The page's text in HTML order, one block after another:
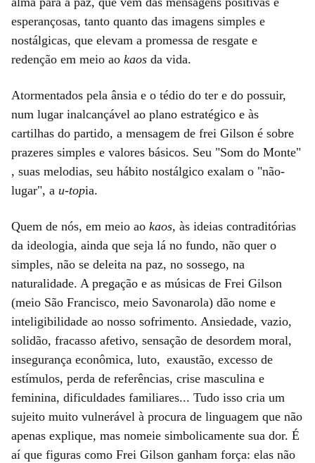
esperançosas, tanto quanto das imagens simples e
nostálgicas, que elevam a promessa de resgate e
redenção em meio ao kaos da vida.
Atormentados pela ânsia e o tédio do ter e do possuir,
num lugar inalcançável ao plano estratégico e às
cartilhas do partido, a mensagem de frei Gilson é sobre
prazeres simples e valores básicos. Seu "Som do Monte"
, suas melodias, seu hábito nostálgico exalam o "não-
lugar", a u-topia.
Quem de nós, em meio ao kaos, às ideias contraditórias
da ideologia, ainda que seja lá no fundo, não quer o
simples, não se deleita na paz, no sossego, na
naturalidade. A pregação e as músicas de Frei Gilson
(meio São Francisco, meio Savonarola) dão nome e
inteligibilidade ao nosso sofrimento. Ansiedade, vazio,
solidão, fracasso afetivo, sensação de desordem moral,
insegurança econômica, luto, exaustão, excesso de
estímulos, perda de referências, crise masculina e
feminina, dificuldades familiares... Tudo isso cria um
sujeito muito vulnerável à procura de linguagem que não
apenas explique, mas nomeie simbolicamente sua dor. É
aí que figuras como Frei Gilson ganham força: elas não